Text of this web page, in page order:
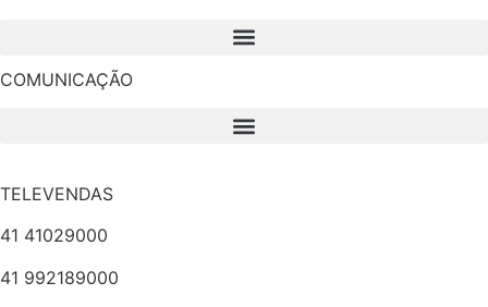
COMUNICAÇÃO
TELEVENDAS
41 41029000
41 992189000